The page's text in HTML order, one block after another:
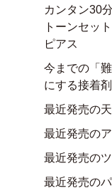
カンタン30
トーンセッ
ピアス
今までの「
にする接着剤
最近発売の
最近発売の
最近発売の
最近発売の